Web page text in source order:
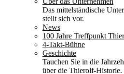
Das mittelständische
stellt sich vor.
News
100 Jahre Treffpunkt
4-Takt-Bühne
Geschichte
Tauchen Sie in die
über die Thierolf-Historie.